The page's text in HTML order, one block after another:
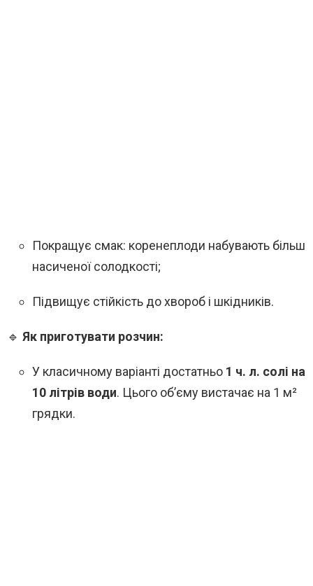
Покращує смак: коренеплоди набувають більш
насиченої солодкості;
Підвищує стійкість до хвороб і шкідників.
🔹 Як приготувати розчин:
У класичному варіанті достатньо 1 ч. л. солі на
10 літрів води. Цього об’єму вистачає на 1 м²
грядки.